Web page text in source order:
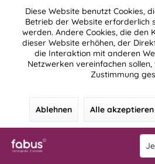
Diese Website benutzt Cookies,
Betrieb der Website erforderlich
werden. Andere Cookies, die den
dieser Website erhöhen, der
die Interaktion mit anderen
Netzwerken vereinfachen
Zustimmung
Ablehnen Alle akzeptieren